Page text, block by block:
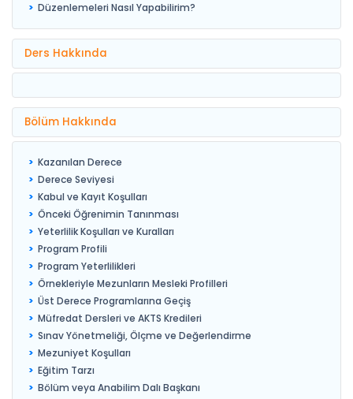
Düzenlemeleri Nasıl Yapabilirim?
Ders Hakkında
Bölüm Hakkında
Kazanılan Derece
Derece Seviyesi
Kabul ve Kayıt Koşulları
Önceki Öğrenimin Tanınması
Yeterlilik Koşulları ve Kuralları
Program Profili
Program Yeterlilikleri
Örnekleriyle Mezunların Mesleki Profilleri
Üst Derece Programlarına Geçiş
Müfredat Dersleri ve AKTS Kredileri
Sınav Yönetmeliği, Ölçme ve Değerlendirme
Mezuniyet Koşulları
Eğitim Tarzı
Bölüm veya Anabilim Dalı Başkanı